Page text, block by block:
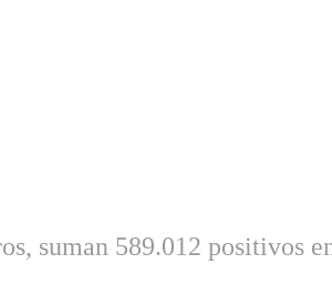
suman 589.012 positivos